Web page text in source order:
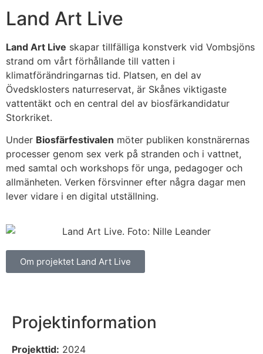
Land Art Live
Land Art Live skapar tillfälliga konstverk vid Vombsjöns
strand om vårt förhållande till vatten i
klimatförändringarnas tid. Platsen, en del av
Övedsklosters naturreservat, är Skånes viktigaste
vattentäkt och en central del av biosfärkandidatur
Storkriket.
Under Biosfärfestivalen möter publiken konstnärernas
processer genom sex verk på stranden och i vattnet,
med samtal och workshops för unga, pedagoger och
allmänheten. Verken försvinner efter några dagar men
lever vidare i en digital utställning.
Om projektet Land Art Live
Projektinformation
Projekttid: 2024